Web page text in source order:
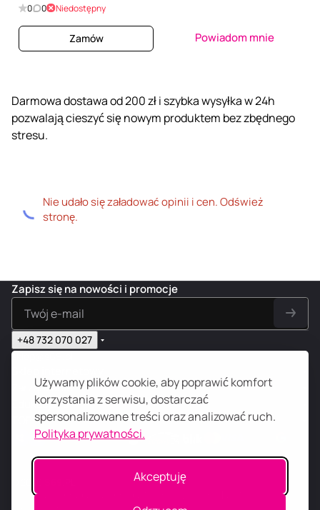
Używamy plików cookie, aby poprawić komfort
korzystania z serwisu, dostarczać
spersonalizowane treści oraz analizować ruch.
Polityka prywatności.
Akceptuję
0 0 Niedostępny
Zamów Powiadom mnie
Darmowa dostawa od 200 zł i szybka wysyłka w 24h
pozwalają cieszyć się nowym produktem bez zbędnego
stresu.
Nie udało się załadować opinii i cen. Odśwież
stronę.
Zapisz się na nowości i promocje
+48 732 070 027
sklep@s69.pl
Zarządzanie
Edukacja 18+
N-Digital, Konrada Wallenroda 31D/3, 51-210 Wrocław, NIP: